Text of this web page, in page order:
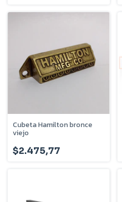
Cubeta Hamilton bronce
viejo
$2.475,77